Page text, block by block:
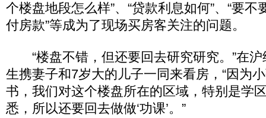
个楼盘地段怎么样”、“贷款利息如何”、“要不
付房款”等成为了现场买房客关注的问题。
“楼盘不错，但还要回去研究研究。”在沪
生携妻子和7岁大的儿子一同来看房，“因为
书，我们对这个楼盘所在的区域，特别是学
悉，所以还要回去做做‘功课’。”